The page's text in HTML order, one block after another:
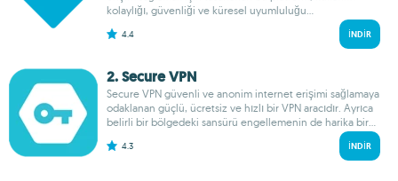
kolaylığı, güvenliği ve küresel uyumluluğu...
4.4 İNDIR
2. Secure VPN
Secure VPN güvenli ve anonim internet erişimi sağlamaya
odaklanan güçlü, ücretsiz ve hızlı bir VPN aracıdır. Ayrıca
belirli bir bölgedeki sansürü engellemenin de harika bir...
4.3 İNDIR